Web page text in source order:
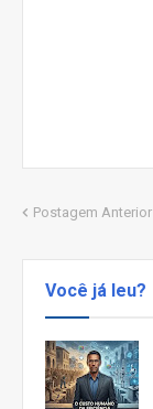
Postagem Anterior
Você já leu?